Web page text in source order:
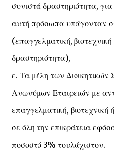
συνιστά δραστηριότητα,
αυτή πρόσωπα υπάγονταν
(επαγγελματική, βιοτεχνική
δραστηριότητα),
ε. Τα μέλη των Διοικητικών
Ανωνύμων Εταιρειών με
επαγγελματική, βιοτεχνική
σε όλη την επικράτεια
ποσοστό 3% τουλάχιστον.